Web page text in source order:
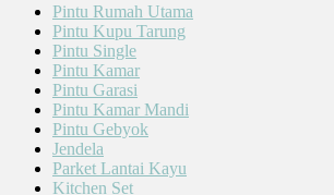
Pintu Rumah Utama
Pintu Kupu Tarung
Pintu Single
Pintu Kamar
Pintu Garasi
Pintu Kamar Mandi
Pintu Gebyok
Jendela
Parket Lantai Kayu
Kitchen Set